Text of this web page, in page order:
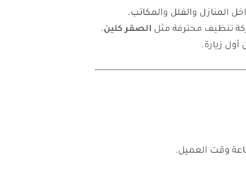
المنازل والفلل والمكاتب.
تنظيف محترفة مثل الصقر كلين.
زيارة.
وقت العميل.